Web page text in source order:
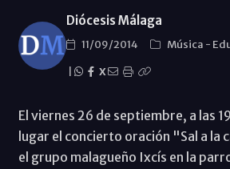
Diócesis Málaga
11/09/2014 Música -
X
El viernes 26 de septiembre, a las
lugar el concierto oración "Sal a la
el grupo malagueño Ixcís en la